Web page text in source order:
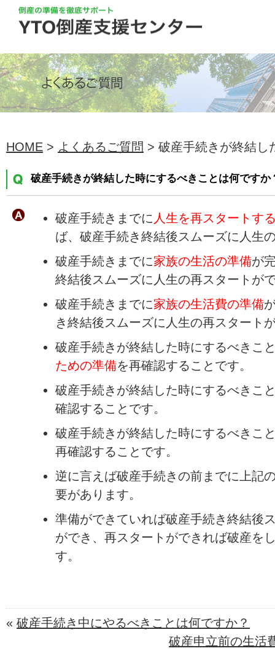
HOME > よくあるご質問 > 破産手続きが終結し
破産手続きが終結した時にするべきことは何ですか
破産手続きまでに 人生を再スタートす
ば、破産手続き終結後スムーズに人生
破産手続きまでに家族の生活の準備が
終結後スムーズに人生の再スタートが
破産手続きまでに家族の生活費の準備
き終結後スムーズに人生の再スタート
破産手続きが終結した時にするべきこ
ための準備を再確認することです。
破産手続きが終結した時にするべきこ
確認することです。
破産手続きが終結した時にするべきこ
再確認することです。
逆に言えば破産手続きの前までに上記
要があります。
準備ができていれば破産手続き終結後
ができ、 再スタートができれば破産を
す。
« 破産手続き中にやるべきことは何ですか？
破産申立前の生活